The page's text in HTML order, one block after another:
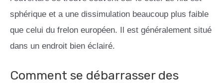
sphérique et a une dissimulation beaucoup plus faible
que celui du frelon européen. Il est généralement situé
dans un endroit bien éclairé.
Comment se débarrasser des